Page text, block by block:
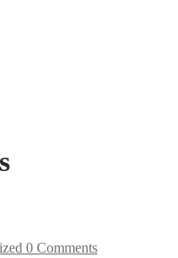
0 Comments